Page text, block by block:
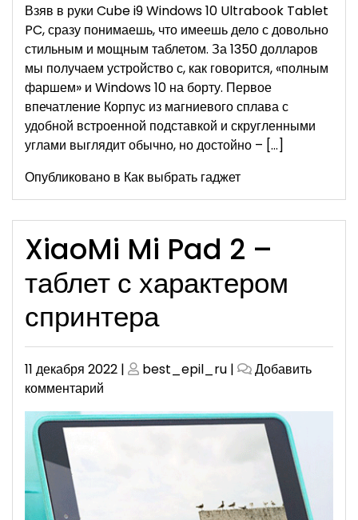
Взяв в руки Cube i9 Windows 10 Ultrabook Tablet
PC, сразу понимаешь, что имеешь дело с довольно
стильным и мощным таблетом. За 1350 долларов
мы получаем устройство с, как говорится, «полным
фаршем» и Windows 10 на борту. Первое
впечатление Корпус из магниевого сплава с
удобной встроенной подставкой и скругленными
углами выглядит обычно, но достойно – […]
Опубликовано в Как выбрать гаджет
XiaoMi Mi Pad 2 –
таблет с характером
спринтера
Опубликовано
11 декабря 2022 | Опубликовано
best_epil_ru |
Добавить
комментарий
XiaoMi
Mi